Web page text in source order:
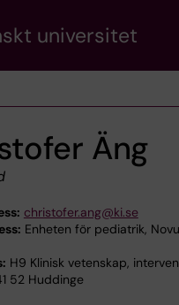
universitet
Äng
christofer.ang@ki.se
Enheten för pediatrik,
H9 Klinisk vetenskap,
52 Huddinge